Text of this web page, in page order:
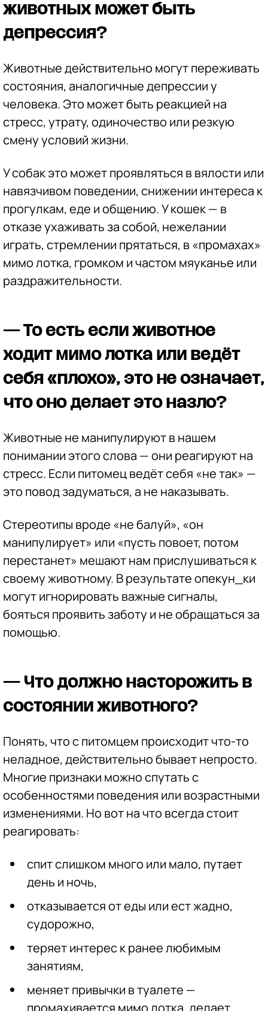
животных может быть
депрессия?
Животные действительно могут переживать
состояния, аналогичные депрессии у
человека. Это может быть реакцией на
стресс, утрату, одиночество или резкую
смену условий жизни.
У собак это может проявляться в вялости или
навязчивом поведении, снижении интереса к
прогулкам, еде и общению. У кошек — в
отказе ухаживать за собой, нежелании
играть, стремлении прятаться, в «промахах»
мимо лотка, громком и частом мяуканье или
раздражительности.
— То есть если животное
ходит мимо лотка или ведёт
себя «плохо», это не означает,
что оно делает это назло?
Животные не манипулируют в нашем
понимании этого слова — они реагируют на
стресс. Если питомец ведёт себя «не так» —
это повод задуматься, а не наказывать.
Стереотипы вроде «не балуй», «он
манипулирует» или «пусть повоет, потом
перестанет» мешают нам прислушиваться к
своему животному. В результате опекун_ки
могут игнорировать важные сигналы,
бояться проявить заботу и не обращаться за
помощью.
— Что должно насторожить в
состоянии животного?
Понять, что с питомцем происходит что-то
неладное, действительно бывает непросто.
Многие признаки можно спутать с
особенностями поведения или возрастными
изменениями. Но вот на что всегда стоит
реагировать:
спит слишком много или мало, путает
день и ночь,
отказывается от еды или ест жадно,
судорожно,
теряет интерес к ранее любимым
занятиям,
меняет привычки в туалете —
промахивается мимо лотка, делает